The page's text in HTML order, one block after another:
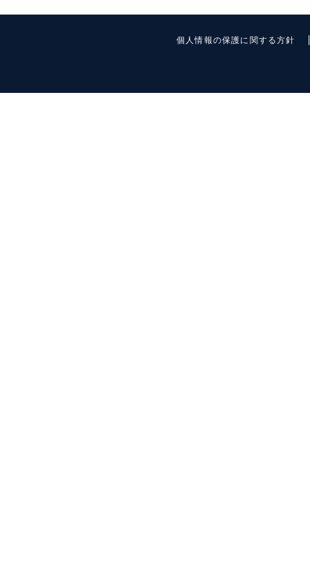
個人情報の保護に関する方針